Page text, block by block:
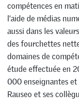
compétences en
l’aide de médias
aussi dans les
des fourchettes
domaines de
étude effectuée en
000 enseignantes et
Rauseo et ses